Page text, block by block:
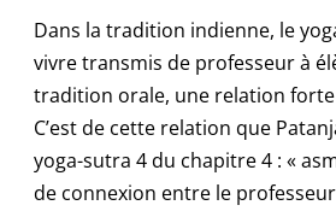
Dans la tradition indienne, le
vivre transmis de professeur à
tradition orale, une relation
C’est de cette relation que
yoga-sutra 4 du chapitre 4 : «
de connexion entre le